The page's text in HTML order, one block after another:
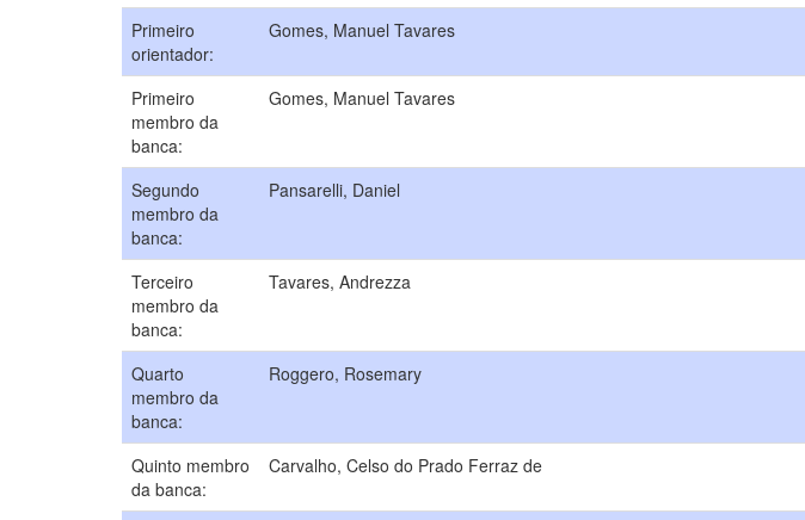
Primeiro
orientador:
Gomes, Manuel Tavares
Primeiro
membro da
banca:
Gomes, Manuel Tavares
Segundo
membro da
banca:
Pansarelli, Daniel
Terceiro
membro da
banca:
Tavares, Andrezza
Quarto
membro da
banca:
Roggero, Rosemary
Quinto membro
da banca:
Carvalho, Celso do Prado Ferraz de